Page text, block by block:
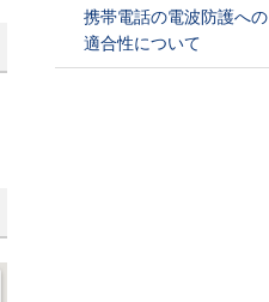
携帯電話の電波防護への
適合性について